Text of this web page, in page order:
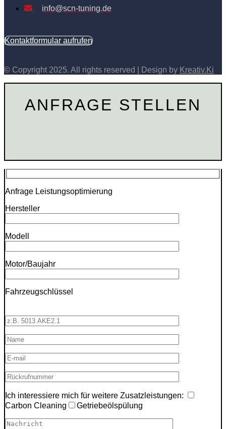
info@scn-tuning.de
Kontaktformular aufrufen
© Copyright 2025. All rights reserved | Design by Kreativ.Ki
ANFRAGE STELLEN
Anfrage Leistungsoptimierung
Hersteller
Modell
Motor/Baujahr
Fahrzeugschlüssel
Ich interessiere mich für weitere Zusatzleistungen:
Carbon Cleaning
Getriebeölspülung